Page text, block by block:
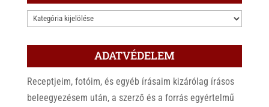
KATEGÓRIÁK
ADATVÉDELEM
Receptjeim, fotóim, és egyéb írásaim kizárólag írásos
beleegyezésem után, a szerző és a forrás egyértelmű